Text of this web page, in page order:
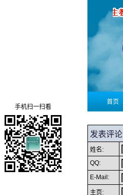
首页
发表评论
姓名:
QQ:
E-Mail:
主页:
手机扫一扫看